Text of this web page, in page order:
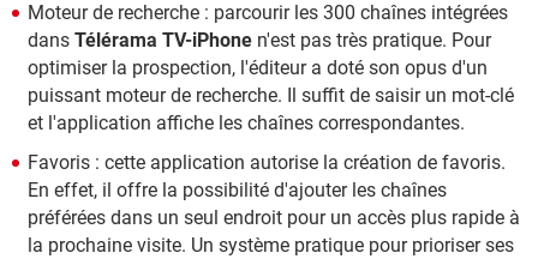
Moteur de recherche : parcourir les 300 chaînes intégrées
dans Télérama TV-iPhone n'est pas très pratique. Pour
optimiser la prospection, l'éditeur a doté son opus d'un
puissant moteur de recherche. Il suffit de saisir un mot-clé
et l'application affiche les chaînes correspondantes.
Favoris : cette application autorise la création de favoris.
En effet, il offre la possibilité d'ajouter les chaînes
préférées dans un seul endroit pour un accès plus rapide à
la prochaine visite. Un système pratique pour prioriser ses